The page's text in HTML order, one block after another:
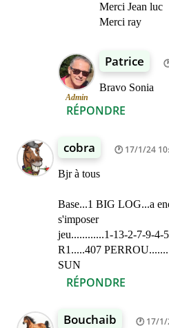
RÉPONDRE
Merci Jean luc
Merci ray
Admin
Patrice
Bravo Sonia
cobra 17/1/24
Bjr à tous
Base...1 BIG LOG...a
s'imposer
jeu............1-13-2-7-9-4-
R1.....407
SUN
RÉPONDRE
Bouchaib 17/1/